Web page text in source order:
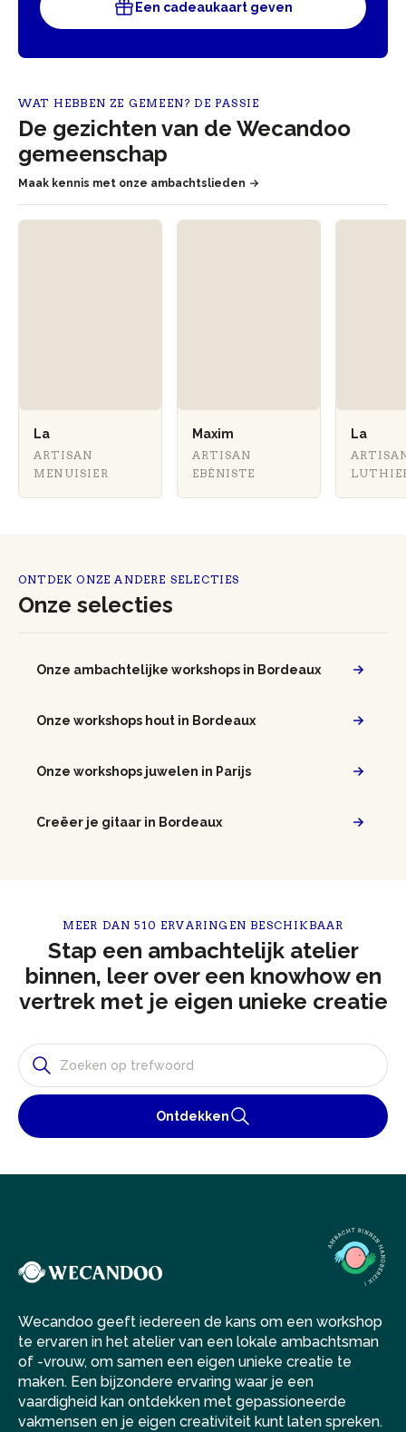
Een cadeaukaart geven
WAT HEBBEN ZE GEMEEN? DE PASSIE
De gezichten van de Wecandoo
gemeenschap
Maak kennis met onze ambachtslieden
La
ARTISAN
MENUISIER
Maxim
ARTISAN
EBÉNISTE
La
ONTDEK ONZE ANDERE SELECTIES
Onze selecties
Onze ambachtelijke workshops in Bordeaux
Onze workshops hout in Bordeaux
Onze workshops juwelen in Parijs
Creëer je gitaar in Bordeaux
MEER DAN 510 ERVARINGEN BESCHIKBAAR
Stap een ambachtelijk atelier
binnen, leer over een knowhow en
vertrek met je eigen unieke creatie
Ontdekken
Wecandoo geeft iedereen de kans om een workshop
te ervaren in het atelier van een lokale ambachtsman
of -vrouw, om samen een eigen unieke creatie te
maken. Een bijzondere ervaring waar je een
vaardigheid kan ontdekken met gepassioneerde
vakmensen en je eigen creativiteit kunt laten spreken.